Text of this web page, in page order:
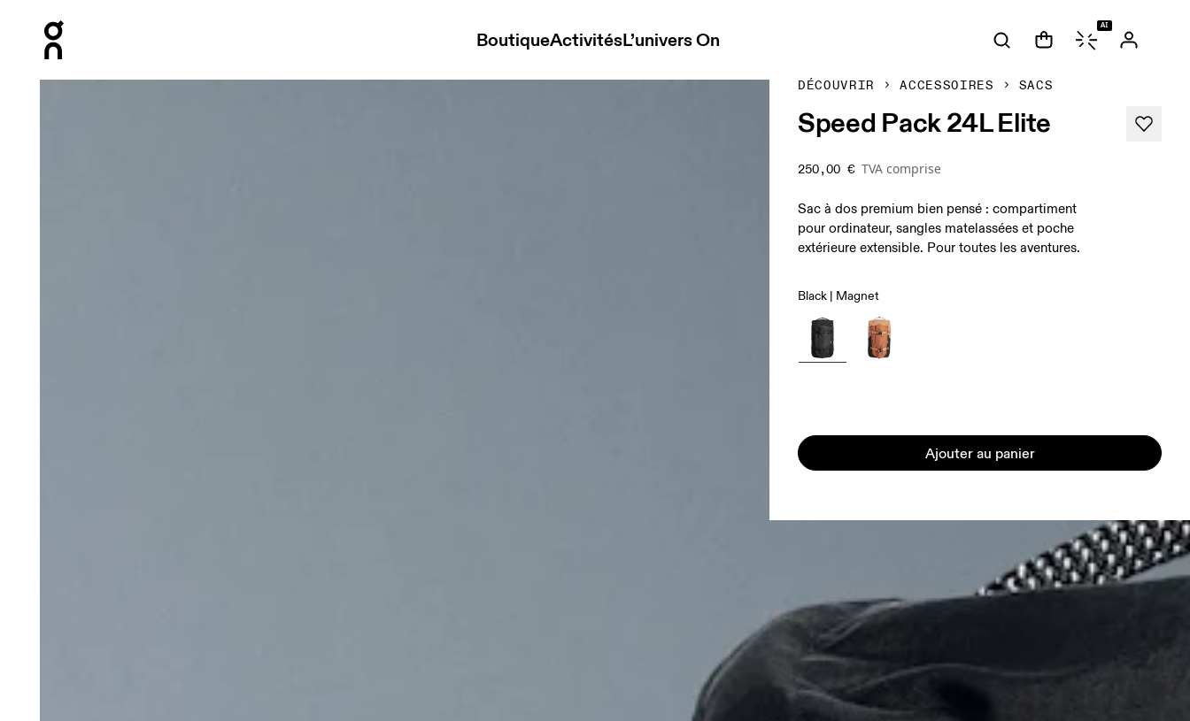
BoutiqueActivitésL’univers On
AI
DÉCOUVRIR ACCESSOIRES SACS
Speed Pack 24L Elite
250,00 € TVA comprise
Sac à dos premium bien pensé : compartiment
pour ordinateur, sangles matelassées et poche
extérieure extensible. Pour toutes les aventures.
Black | Magnet
Ajouter au panier